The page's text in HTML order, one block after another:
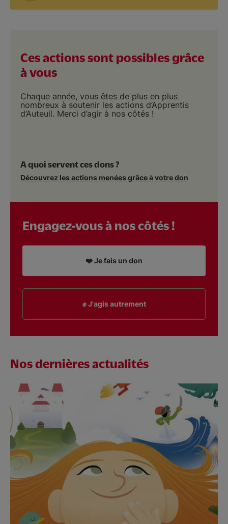
Ces actions sont possibles grâce
à vous
Chaque année, vous êtes de plus en plus
nombreux à soutenir les actions d’Apprentis
d’Auteuil. Merci d’agir à nos côtés !
A quoi servent ces dons ?
Découvrez les actions menées grâce à votre don
Engagez-vous à nos côtés !
❤️ Je fais un don
✊ J'agis autrement
Nos dernières actualités